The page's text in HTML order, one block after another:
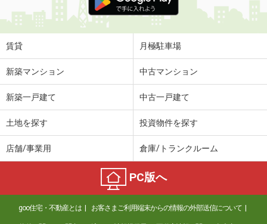
賃貸 月極駐車場
新築マンション 中古マンション
新築一戸建て 中古一戸建て
土地を探す 投資物件を探す
店舗/事業用 倉庫/トランクルーム
PC版へ
goo住宅・不動産とは お客さまご利用端末からの情報の外部送信について